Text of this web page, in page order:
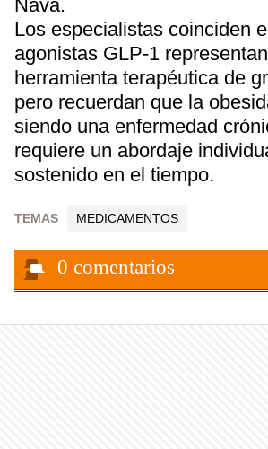
Nava.
Los especialistas coinciden
agonistas GLP-1
herramienta terapéutica de
pero recuerdan que la
siendo una enfermedad
requiere un abordaje
sostenido en el tiempo.
TEMAS MEDICAMENTOS
0 comentarios